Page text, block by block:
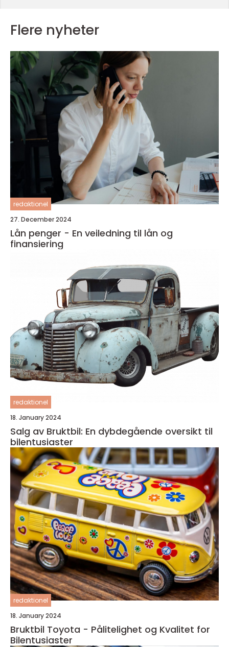
Flere nyheter
redaktionel
27. December 2024
Lån penger - En veiledning til lån og
finansiering
redaktionel
18. January 2024
Salg av Bruktbil: En dybdegående oversikt til
bilentusiaster
redaktionel
18. January 2024
Bruktbil Toyota - Pålitelighet og Kvalitet for
Bilentusiaster